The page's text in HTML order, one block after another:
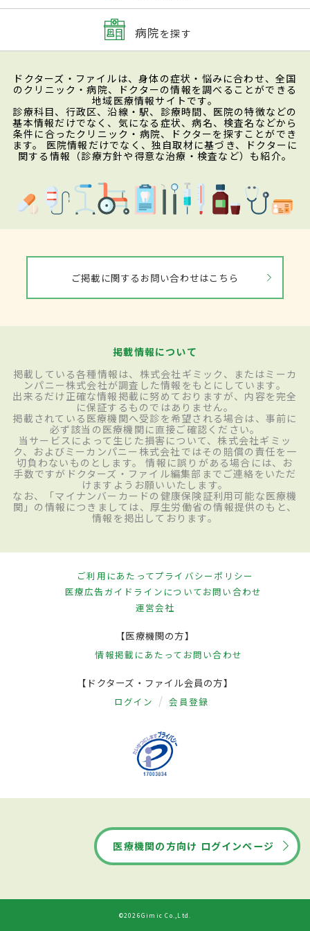
病院を探す
ドクターズ・ファイルは、身体の症状・悩みに合わせ、全国
のクリニック・病院、ドクターの情報を調べることができる
地域医療情報サイトです。
診療科目、行政区、沿線・駅、診療時間、医院の特徴などの
基本情報だけでなく、気になる症状、病名、検査名などから
条件に合ったクリニック・病院、ドクターを探すことができ
ます。 医院情報だけでなく、独自取材に基づき、ドクターに
関する情報（診療方針や得意な治療・検査など）も紹介。
ご掲載に関するお問い合わせはこちら
掲載情報について
掲載している各種情報は、株式会社ギミック、またはミーカ
ンパニー株式会社が調査した情報をもとにしています。
出来るだけ正確な情報掲載に努めておりますが、内容を完全
に保証するものではありません。
掲載されている医療機関へ受診を希望される場合は、事前に
必ず該当の医療機関に直接ご確認ください。
当サービスによって生じた損害について、株式会社ギミッ
ク、およびミーカンパニー株式会社ではその賠償の責任を一
切負わないものとします。 情報に誤りがある場合には、お
手数ですがドクターズ・ファイル編集部までご連絡をいただ
けますようお願いいたします。
なお、「マイナンバーカードの健康保険証利用可能な医療機
関」の情報につきましては、厚生労働省の情報提供のもと、
情報を掲出しております。
ご利用にあたってプライバシーポリシー
医療広告ガイドラインについてお問い合わせ
運営会社
【医療機関の方】
情報掲載にあたって お問い合わせ
【ドクターズ・ファイル会員の方】
ログイン 会員登録
医療機関の方向け ログインページ
©2026Gimic Co.,Ltd.